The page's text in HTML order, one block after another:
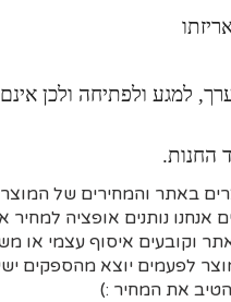
למגע ולפתיחה ולכן
החנות.
באתר והמחירים של
אנחנו נותנים אופציה למחיר
לפעמים יוצא מהספקים
את המחיר :)